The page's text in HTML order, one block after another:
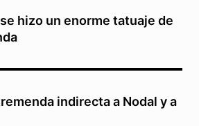
hizo un enorme tatuaje de
indirecta a Nodal y a